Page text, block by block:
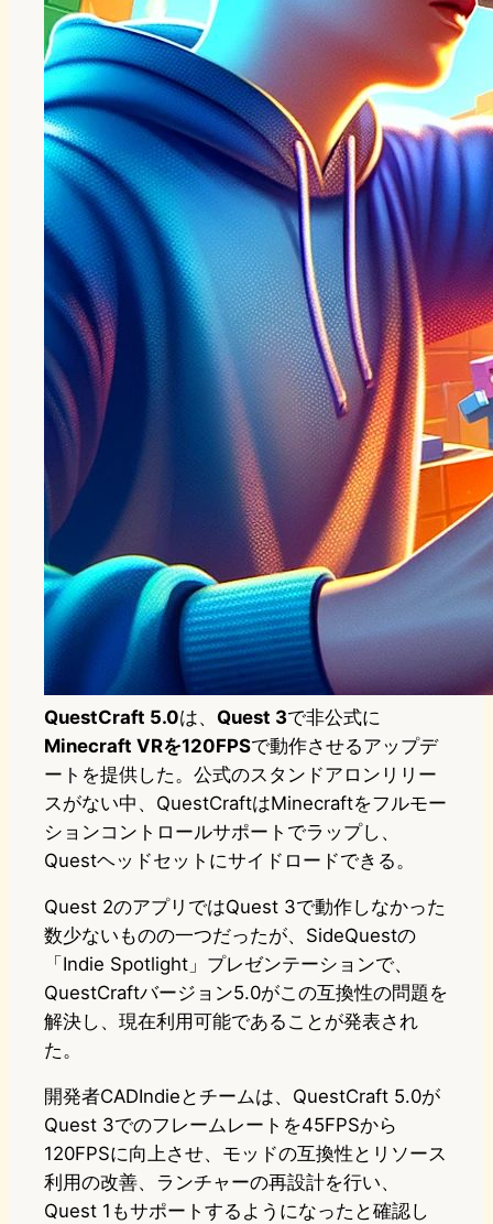
QuestCraft 5.0は、 Quest 3で非公式に
Minecraft VRを120FPSで動作させるアップデ
ートを提供した。公式のスタンドアロンリリー
スがない中、QuestCraftはMinecraftをフルモー
ションコントロールサポートでラップし、
Questヘッドセットにサイドロードできる。
Quest 2のアプリではQuest 3で動作しなかった
数少ないものの一つだったが、SideQuestの
「Indie Spotlight」プレゼンテーションで、
QuestCraftバージョン5.0がこの互換性の問題を
解決し、現在利用可能であることが発表され
た。
開発者CADIndieとチームは、QuestCraft 5.0が
Quest 3でのフレームレートを45FPSから
120FPSに向上させ、モッドの互換性とリソース
利用の改善、ランチャーの再設計を行い、
Quest 1もサポートするようになったと確認し